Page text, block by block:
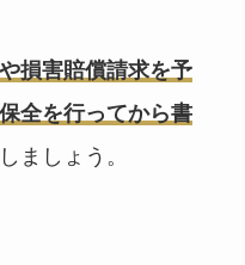
損害賠償請求を予
全を行ってから書
ましょう。